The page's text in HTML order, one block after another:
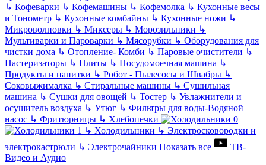
↳ Кофеварки ↳ Кофемашины ↳ Кофемолка ↳ Кухонные весы
и Тонометр ↳ Кухонные комбайны ↳ Кухонные ножи ↳
Микроволновки ↳ Миксеры ↳ Морозильники ↳
Мультиварки и Пароварки ↳ Мясорубки ↳ Оборудования для
чистки дома ↳ Отопление- Комби ↳ Паровые очистители ↳
Пастеризаторы ↳ Плиты ↳ Посудомоечная машина ↳
Продукты и напитки ↳ Робот - Пылесосы и Швабры ↳
Соковыжималка ↳ Стиральные машины ↳ Сушильная
машина ↳ Сушки для овощей ↳ Тостер ↳ Увлажнители и
осушитель воздуха ↳ Утюг ↳ Фильтры для воды-Водяной
насос ↳ Фритюрницы ↳ Хлебопечки
↳ Холодильники ↳ Электросковородки и
электрокастрюли ↳ Электрочайники Показать все
ТВ-
Видео и Аудио